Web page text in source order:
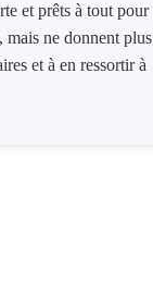
et prêts à tout pour
mais ne donnent plus
et à en ressortir à